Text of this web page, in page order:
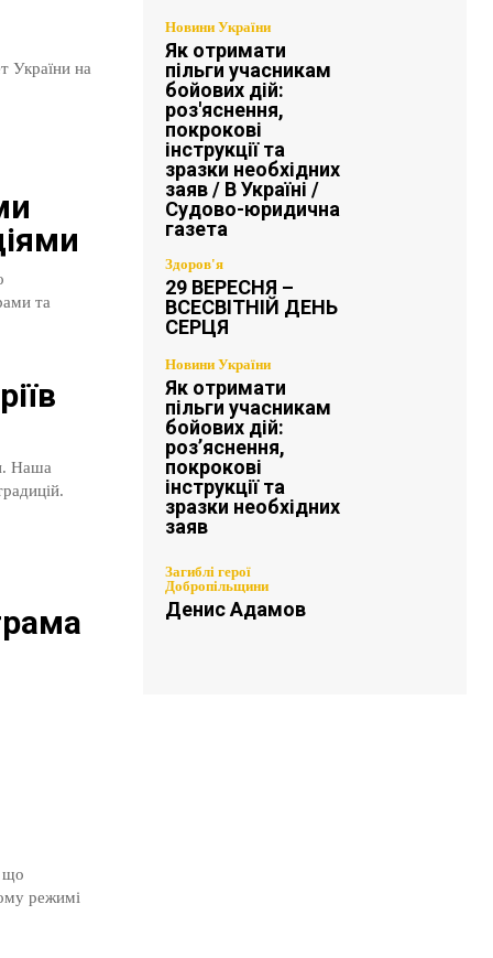
України на
та
Наша
що
режимі
Новини України
Як отримати
пільги учасникам
бойових дій:
роз'яснення,
покрокові
інструкції та
зразки необхідних
заяв / В Україні /
Судово-юридична
газета
Здоров'я
29 ВЕРЕСНЯ –
ВСЕСВІТНІЙ ДЕНЬ
СЕРЦЯ
Новини України
Як отримати
пільги учасникам
бойових дій:
роз’яснення,
покрокові
інструкції та
зразки необхідних
заяв
Загиблі герої
Добропільщини
Денис Адамов